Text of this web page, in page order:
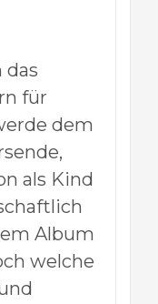
das
für
dem
als Kind
Album
welche